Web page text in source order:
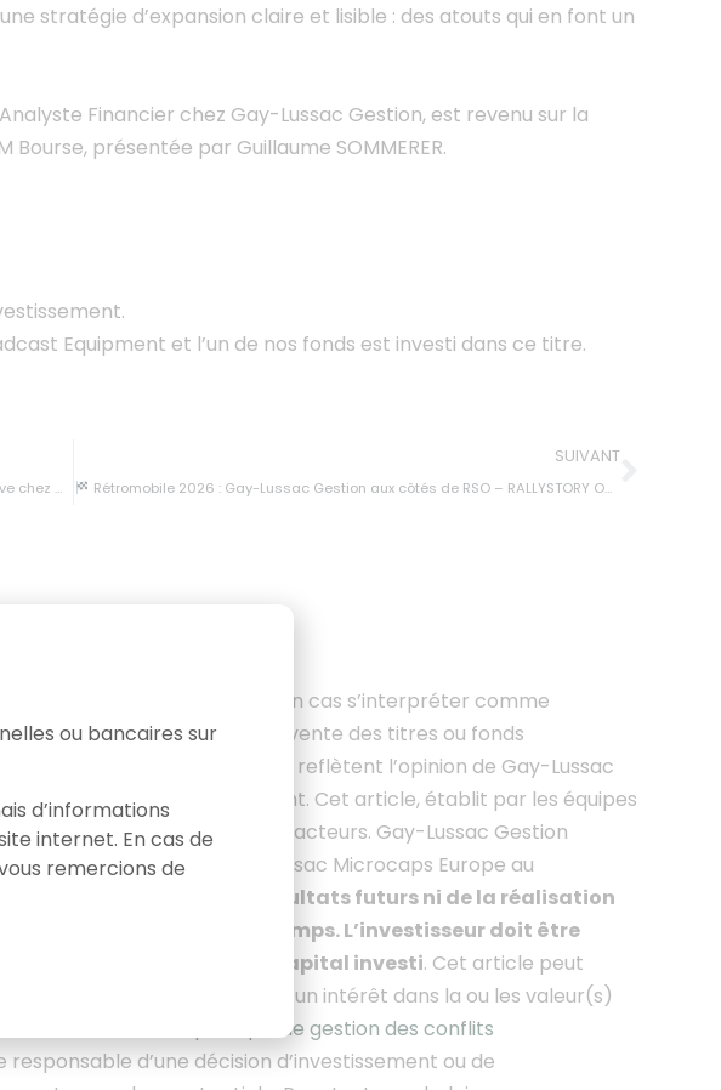
stratégie d’expansion claire et lisible : des atouts qui en font un
Financier chez Gay-Lussac Gestion, est revenu sur la
Bourse, présentée par Guillaume SOMMERER.
Equipment et l’un de nos fonds est investi dans ce titre.
4Change.
SUIVANT
Rétromobile 2026 : Gay-Lussac Gestion aux côtés de RSO – RALLYSTORY ORGANISATION
et ne saurait en aucun cas s’interpréter comme
souscription, d’achat ou de vente des titres ou fonds
et appréciations formulées reflètent l’opinion de Gay-Lussac
révisées ultérieurement. Cet article, établit par les équipes
marchés financiers et leurs acteurs. Gay-Lussac Gestion
de l’actif du FCP Gay-Lussac Microcaps Europe au
ne préjugent pas des résultats futurs ni de la réalisation
pas constantes dans le temps. L’investisseur doit être
totale ou partielle du capital investi. Cet article peut
Lussac Gestion peut avoir un intérêt dans la ou les valeur(s)
consultez
notre politique de gestion des conflits
d’une décision d’investissement ou de
ou bancaires sur
d’informations
internet. En cas de
remercions de